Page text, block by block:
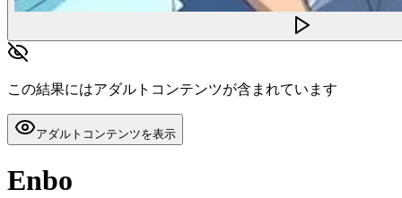
この結果にはアダルトコンテンツが含まれています
アダルトコンテンツを表示
Enbo